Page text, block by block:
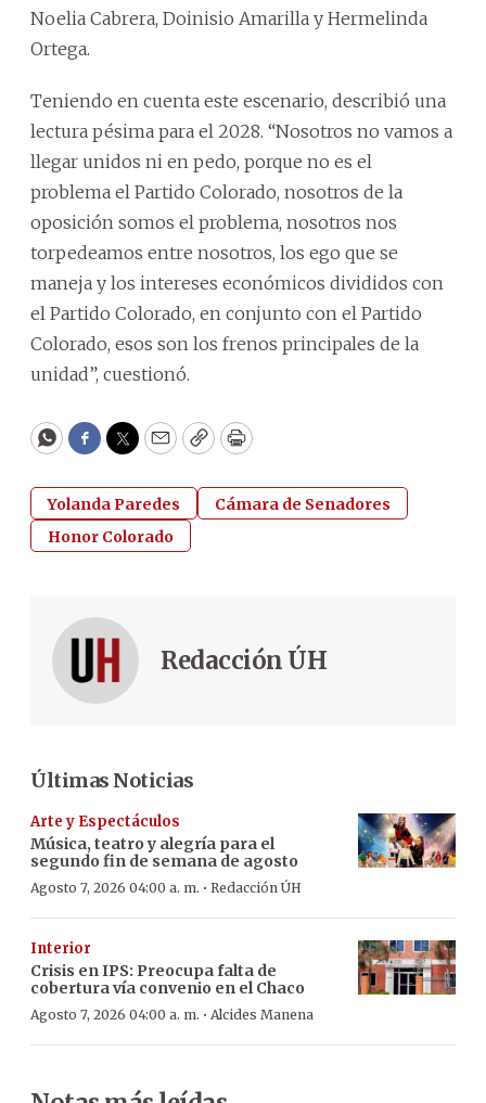
Noelia Cabrera, Doinisio Amarilla y Hermelinda
Ortega.
Teniendo en cuenta este escenario, describió una
lectura pésima para el 2028. “Nosotros no vamos a
llegar unidos ni en pedo, porque no es el
problema el Partido Colorado, nosotros de la
oposición somos el problema, nosotros nos
torpedeamos entre nosotros, los ego que se
maneja y los intereses económicos divididos con
el Partido Colorado, en conjunto con el Partido
Colorado, esos son los frenos principales de la
unidad”, cuestionó.
WhatsApp
Facebook
Twitter
EmailCopyPrint
Yolanda Paredes
Cámara de Senadores
Honor Colorado
Redacción ÚH
Últimas Noticias
Arte y Espectáculos
Música, teatro y alegría para el
segundo fin de semana de agosto
Agosto 7, 2026 04:00 a. m. · Redacción ÚH
Interior
Crisis en IPS: Preocupa falta de
cobertura vía convenio en el Chaco
Agosto 7, 2026 04:00 a. m. · Alcides Manena